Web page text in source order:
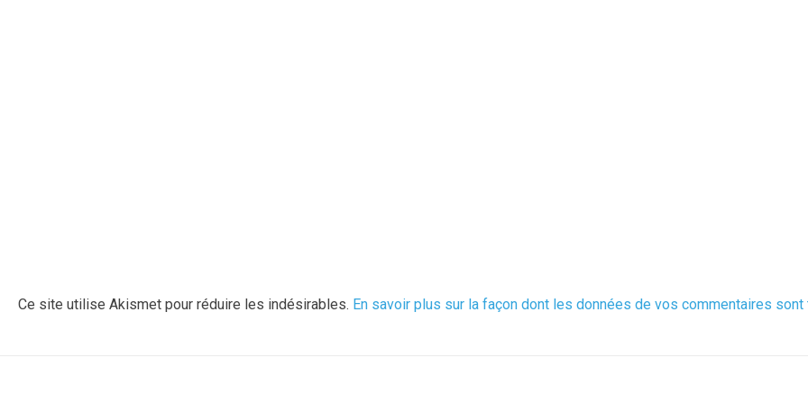
Ce site utilise Akismet pour réduire les indésirables. En savoir plus sur la façon dont les données de vos commentaires sont